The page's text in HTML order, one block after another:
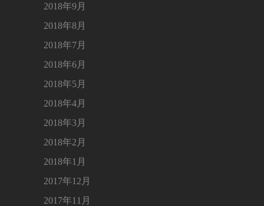
2018年9月
2018年8月
2018年7月
2018年6月
2018年5月
2018年4月
2018年3月
2018年2月
2018年1月
2017年12月
2017年11月